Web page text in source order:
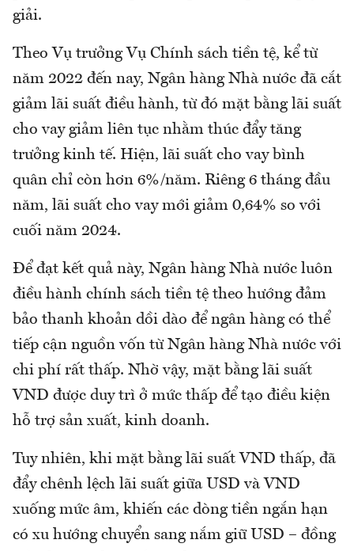
giải.
Theo Vụ trưởng Vụ Chính sách tiền tệ, kể từ
năm 2022 đến nay, Ngân hàng Nhà nước đã cắt
giảm lãi suất điều hành, từ đó mặt bằng lãi suất
cho vay giảm liên tục nhằm thúc đẩy tăng
trưởng kinh tế. Hiện, lãi suất cho vay bình
quân chỉ còn hơn 6%/năm. Riêng 6 tháng đầu
năm, lãi suất cho vay mới giảm 0,64% so với
cuối năm 2024.
Để đạt kết quả này, Ngân hàng Nhà nước luôn
điều hành chính sách tiền tệ theo hướng đảm
bảo thanh khoản dồi dào để ngân hàng có thể
tiếp cận nguồn vốn từ Ngân hàng Nhà nước với
chi phí rất thấp. Nhờ vậy, mặt bằng lãi suất
VND được duy trì ở mức thấp để tạo điều kiện
hỗ trợ sản xuất, kinh doanh.
Tuy nhiên, khi mặt bằng lãi suất VND thấp, đã
đẩy chênh lệch lãi suất giữa USD và VND
xuống mức âm, khiến các dòng tiền ngắn hạn
có xu hướng chuyển sang nắm giữ USD – đồng